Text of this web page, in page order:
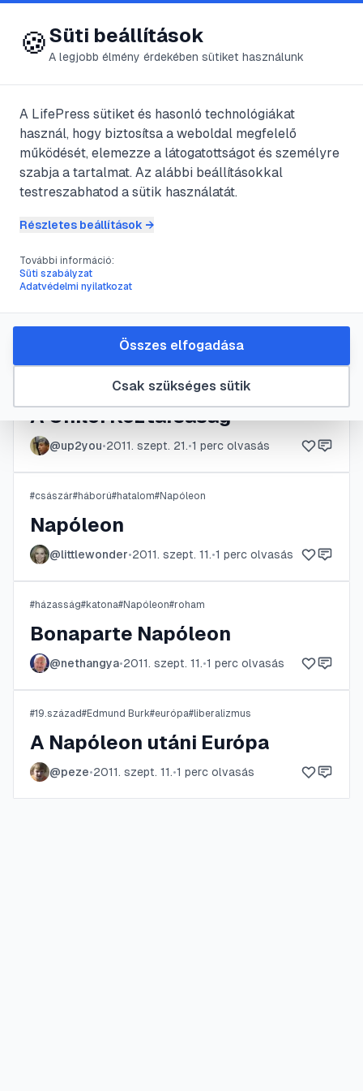
😍 LifePress
🏷️#Napóleon
5cikk található ezzel a címkével
A rosettai kő- a fáraók
hieroglifái
2025. jún. 8.
Chilei Köztársaság#Francisco Iavier
A Chilei Köztársaság
@up2you•2011. szept. 21.•1 perc olvasás
#császár#háború#hatalom#Napóleon
Napóleon
@littlewonder•2011. szept. 11.•1 perc olvasás
#házasság#katona#Napóleon#roham
Bonaparte Napóleon
@nethangya•2011. szept. 11.•1 perc olvasás
#19.század#Edmund Burk#európa#liberalizmus
A Napóleon utáni Európa
@peze•2011. szept. 11.•1 perc olvasás
🍪Süti beállítások
A legjobb élmény érdekében sütiket használunk
A LifePress sütiket és hasonló technológiákat
használ, hogy biztosítsa a weboldal megfelelő
működését, elemezze a látogatottságot és személyre
szabja a tartalmat. Az alábbi beállításokkal
testreszabhatod a sütik használatát.
Részletes beállítások →
További információ:
Süti szabályzat
Adatvédelmi nyilatkozat
Csak szükséges sütik
Összes elfogadása